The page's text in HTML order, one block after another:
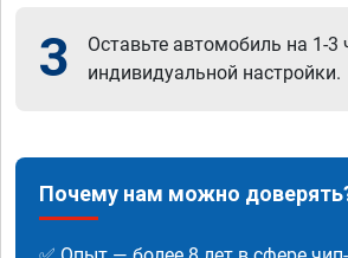
3
Оставьте автомобиль на 1-3
индивидуальной настройки.
Почему нам можно